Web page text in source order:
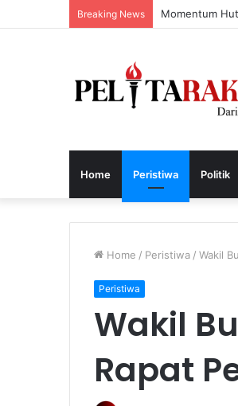
Breaking News Momentum Hut
Home Peristiwa Politik
Home / Peristiwa / Wakil
Peristiwa
Wakil
Rapat